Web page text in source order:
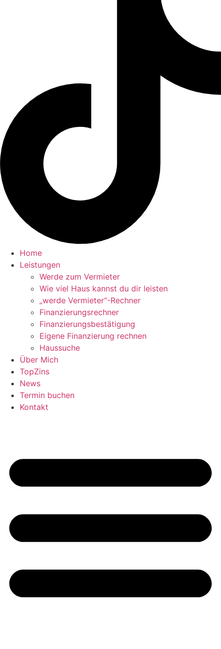
Home
Leistungen
Werde zum Vermieter
Wie viel Haus kannst du dir leisten
„werde Vermieter“-Rechner
Finanzierungsrechner
Finanzierungsbestätigung
Eigene Finanzierung rechnen
Haussuche
Über Mich
TopZins
News
Termin buchen
Kontakt